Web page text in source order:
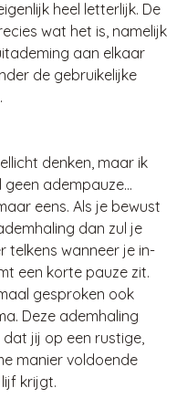
heel letterlijk. De
wat het is, namelijk
aan elkaar
de gebruikelijke
denken, maar ik
geen adempauze…
eens. Als je bewust
dan zul je
telkens wanneer je in-
een korte pauze zit.
gesproken ook
Deze ademhaling
jij op een rustige,
manier voldoende
krijgt.